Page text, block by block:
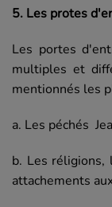
5. Les protes
Les portes
multiples et
mentionnés les
a. Les péchés
b. Les réligions,
attachements